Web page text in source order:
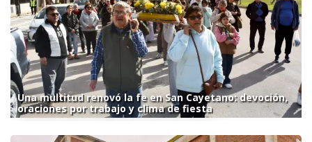
Una multitud renovó la fe en San Cayetano: devoción,
oraciones por trabajo y clima de fiesta